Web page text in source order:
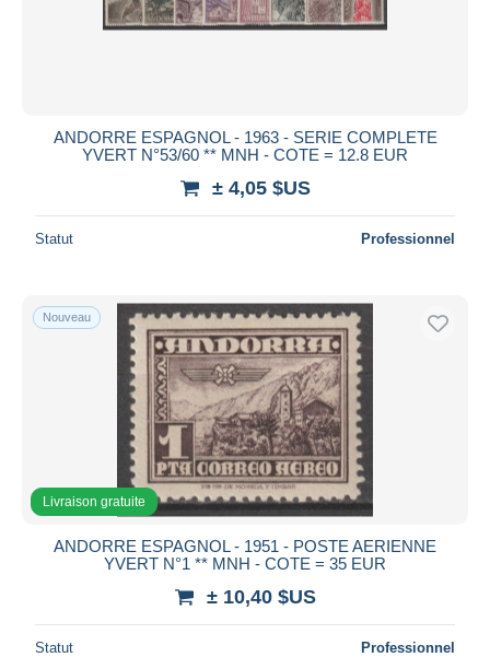
Appliquer
ANDORRE ESPAGNOL - 1963 - SERIE COMPLETE
YVERT N°53/60 ** MNH - COTE = 12.8 EUR
± 4,05 $US
Statut Professionnel
Nouveau
Livraison gratuite
ANDORRE ESPAGNOL - 1951 - POSTE AERIENNE
YVERT N°1 ** MNH - COTE = 35 EUR
± 10,40 $US
Statut Professionnel